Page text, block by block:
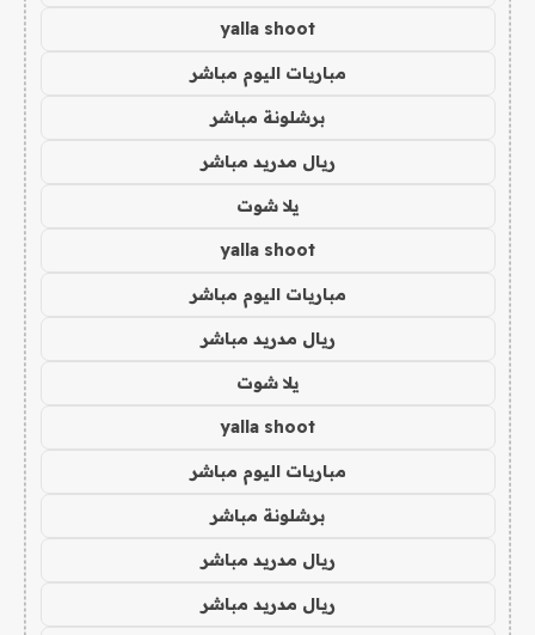
yalla shoot
مباريات اليوم مباشر
برشلونة مباشر
ريال مدريد مباشر
يلا شوت
yalla shoot
مباريات اليوم مباشر
ريال مدريد مباشر
يلا شوت
yalla shoot
مباريات اليوم مباشر
برشلونة مباشر
ريال مدريد مباشر
ريال مدريد مباشر